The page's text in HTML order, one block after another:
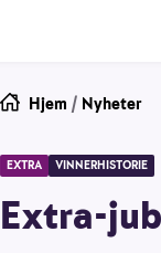
Hjem / Nyheter
EXTRA VINNERHISTORIE
Extra-